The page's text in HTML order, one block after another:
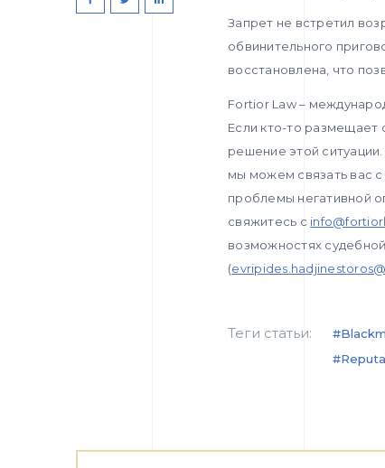
Запрет не встретил
обвинительного
восстановлена, что
Fortior Law –
Если кто-то размещает
решение этой
мы можем связать вас
проблемы негативной
свяжитесь с
возможностях
(
Теги статьи: